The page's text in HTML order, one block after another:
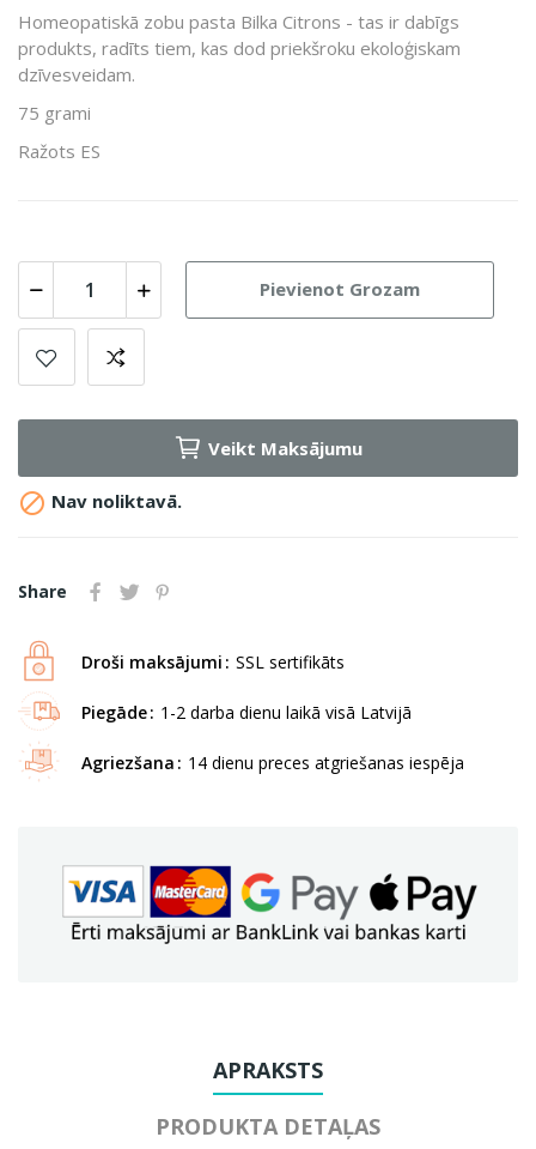
Homeopatiskā zobu pasta Bilka Citrons - tas ir dabīgs
produkts, radīts tiem, kas dod priekšroku ekoloģiskam
dzīvesveidam.
75 grami
Ražots ES
Pievienot Grozam
Veikt Maksājumu
 Nav noliktavā.
Share
Droši maksājumi SSL sertifikāts
Piegāde 1-2 darba dienu laikā visā Latvijā
Agriezšana 14 dienu preces atgriešanas iespēja
APRAKSTS
PRODUKTA DETAĻAS